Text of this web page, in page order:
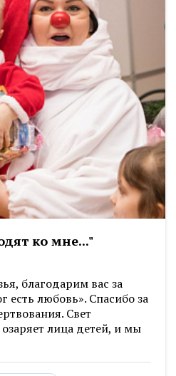
ко мне..."
благодарим вас за
есть любовь». Спасибо за
Свет
лица детей, и мы